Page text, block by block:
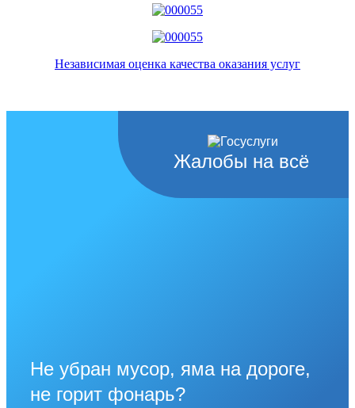
Независимая оценка качества оказания услуг
Жалобы на всё
Не убран мусор, яма на дороге,
не горит фонарь?